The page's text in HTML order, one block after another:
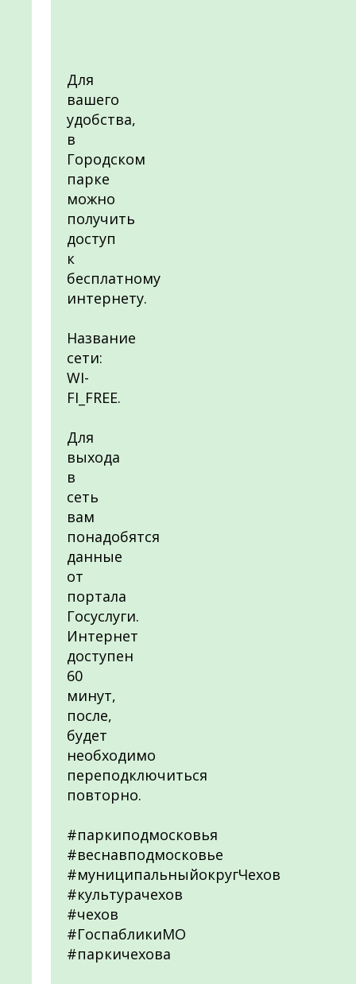
Для
вашего
удобства,
в
Городском
парке
можно
получить
доступ
к
бесплатному
интернету.
Название
сети:
WI-
FI_FREE.
Для
выхода
в
сеть
вам
понадобятся
данные
от
портала
Госуслуги.
Интернет
доступен
60
минут,
после,
будет
необходимо
переподключиться
повторно.
#паркиподмосковья
#веснавподмосковье
#муниципальныйокругЧехов
#культурачехов
#чехов
#ГоспабликиМО
#паркичехова